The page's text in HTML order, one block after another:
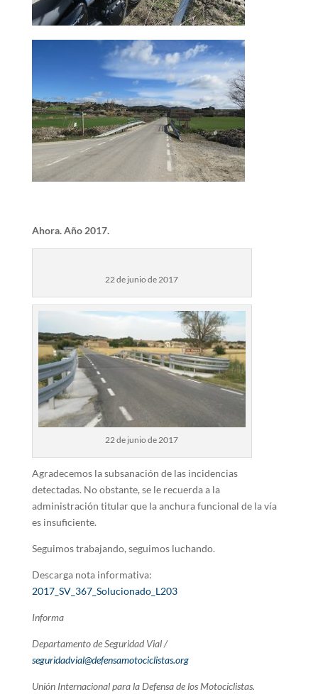
Ahora. Año 2017.
22 de junio de 2017
22 de junio de 2017
Agradecemos la subsanación de las incidencias
detectadas. No obstante, se le recuerda a la
administración titular que la anchura funcional de la vía
es insuficiente.
Seguimos trabajando, seguimos luchando.
Descarga nota informativa:
2017_SV_367_Solucionado_L203
Informa
Departamento de Seguridad Vial /
seguridadvial@defensamotociclistas.org
Unión Internacional para la Defensa de los Motociclistas.